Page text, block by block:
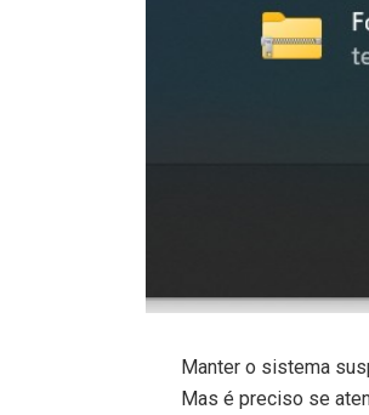
Manter o sistema
Mas é preciso se